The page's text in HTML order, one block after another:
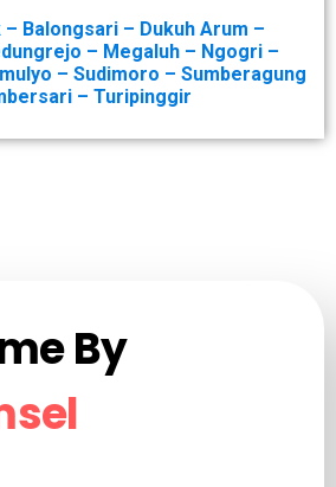
Balongsari – Dukuh Arum –
– Megaluh – Ngogri –
– Sudimoro – Sumberagung
– Turipinggir
By